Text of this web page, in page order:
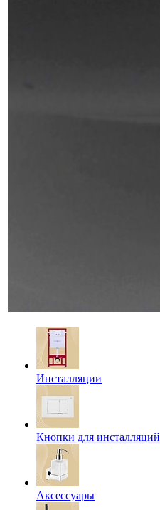
Инсталляции
Кнопки для инсталляций
Аксессуары